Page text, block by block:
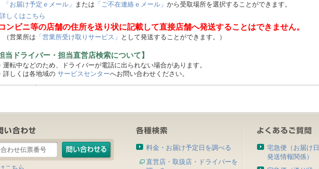
「お届け予定ｅメール」 または 「ご不在連絡ｅメール」 から受取場所を選択することができます。
詳しくはこちら
ンビニ等の店舗の住所を送り状に記載して直接店舗へ発送することはできません。
営業所は 「営業所受け取りサービス」 として発送することができます。）
当ドライバー・担当直営店検索について】
転中などのため、ドライバーが電話に出られない場合があります。
しくは各地域の サービスセンターへお問い合わせください。
料金・お届け予定日を調べる
直営店・取扱店・ドライバーを
宅急便（お届け日
発送情報関係）